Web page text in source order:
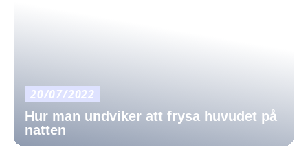
20/07/2022
Hur man undviker att frysa huvudet på
natten